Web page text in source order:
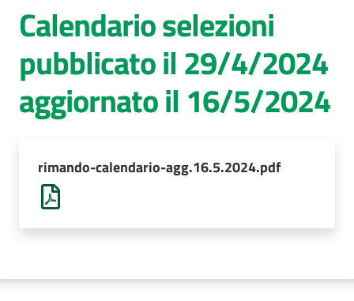
cura
AUSL
Comunica
Calendario selezioni
pubblicato il 29/4/2024
aggiornato il 16/5/2024
rimando-calendario-agg.16.5.2024.pdf